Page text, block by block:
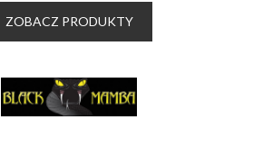
ZOBACZ PRODUKTY